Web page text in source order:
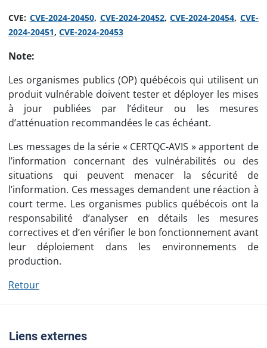
CVE: CVE-2024-20450, CVE-2024-20452,CVE-2024-20454, CVE-
2024-20451, CVE-2024-20453
Note:
Les organismes publics (OP) québécois qui utilisent un
produit vulnérable doivent tester et déployer les mises
à jour publiées par l’éditeur ou les mesures
d’atténuation recommandées le cas échéant.
Les messages de la série « CERTQC-AVIS » apportent de
l’information concernant des vulnérabilités ou des
situations qui peuvent menacer la sécurité de
l’information. Ces messages demandent une réaction à
court terme. Les organismes publics québécois ont la
responsabilité d’analyser en détails les mesures
correctives et d’en vérifier le bon fonctionnement avant
leur déploiement dans les environnements de
production.
Retour
Liens externes